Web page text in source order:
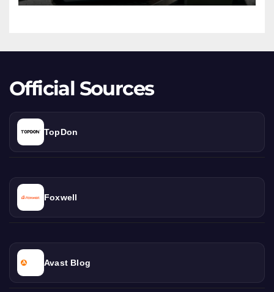
Extinsă
Official Sources
TopDon
Foxwell
Avast Blog